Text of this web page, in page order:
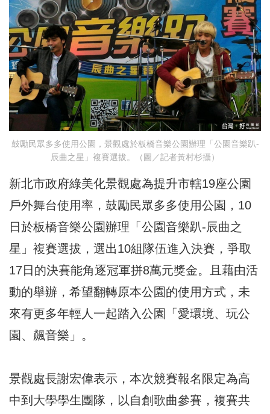
鼓勵民眾多多使用公園，景觀處於板橋音樂公園辦理「公園音樂趴-
辰曲之星」複賽選拔。（圖／記者黃村杉攝）
新北市政府綠美化景觀處為提升市轄19座公園
戶外舞台使用率，鼓勵民眾多多使用公園，10
日於板橋音樂公園辦理「公園音樂趴-辰曲之
星」複賽選拔，選出10組隊伍進入決賽，爭取
17日的決賽能角逐冠軍拼8萬元獎金。且藉由活
動的舉辦，希望翻轉原本公園的使用方式，未
來有更多年輕人一起踏入公園「愛環境、玩公
園、飆音樂」。
景觀處長謝宏偉表示，本次競賽報名限定為高
中到大學學生團隊，以自創歌曲參賽，複賽共